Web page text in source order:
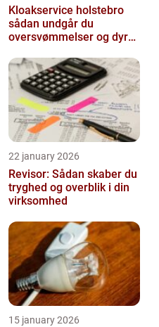
Kloakservice holstebro
sådan undgår du
oversvømmelser og dyre
22 january 2026
Revisor: Sådan skaber du
tryghed og overblik i din
virksomhed
15 january 2026